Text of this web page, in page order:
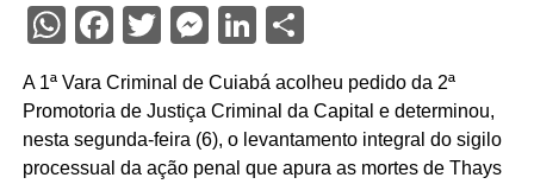
WhatsApp
Facebook
Twitter
Messenger
LinkedIn
Share
A 1ª Vara Criminal de Cuiabá acolheu pedido da 2ª
Promotoria de Justiça Criminal da Capital e determinou,
nesta segunda-feira (6), o levantamento integral do sigilo
processual da ação penal que apura as mortes de Thays